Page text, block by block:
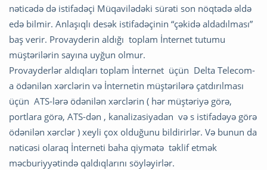
nəticədə də istifadəçi Müqavilədəki sürəti son nöqtədə əldə
edə bilmir. Anlaşıqlı desək istifadəçinin “çəkidə aldadılması”
baş verir. Provayderin aldığı toplam İnternet tutumu
müştərilərin sayına uyğun olmur.
Provayderlər aldıqları toplam İnternet üçün Delta Telecom-
a ödənilən xərclərin və İnternetin müştərilərə çatdırılması
üçün ATS-lərə ödənilən xərclərin ( hər müştəriyə görə,
portlara görə, ATS-dən , kanalizasiyadan və s istifadəyə görə
ödənilən xərclər ) xeyli çox olduğunu bildirirlər. Və bunun da
nəticəsi olaraq İnterneti baha qiymətə təklif etmək
məcburiyyətində qaldıqlarını söyləyirlər.